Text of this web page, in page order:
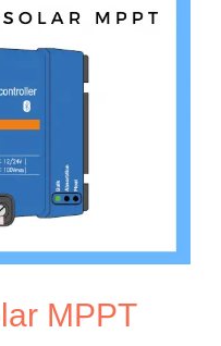
MPPT